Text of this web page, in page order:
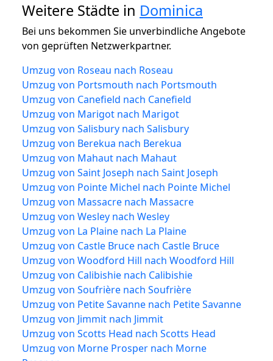
Weitere Städte in Dominica
Bei uns bekommen Sie unverbindliche Angebote
von geprüften Netzwerkpartner.
Umzug von Roseau nach Roseau
Umzug von Portsmouth nach Portsmouth
Umzug von Canefield nach Canefield
Umzug von Marigot nach Marigot
Umzug von Salisbury nach Salisbury
Umzug von Berekua nach Berekua
Umzug von Mahaut nach Mahaut
Umzug von Saint Joseph nach Saint Joseph
Umzug von Pointe Michel nach Pointe Michel
Umzug von Massacre nach Massacre
Umzug von Wesley nach Wesley
Umzug von La Plaine nach La Plaine
Umzug von Castle Bruce nach Castle Bruce
Umzug von Woodford Hill nach Woodford Hill
Umzug von Calibishie nach Calibishie
Umzug von Soufrière nach Soufrière
Umzug von Petite Savanne nach Petite Savanne
Umzug von Jimmit nach Jimmit
Umzug von Scotts Head nach Scotts Head
Umzug von Morne Prosper nach Morne